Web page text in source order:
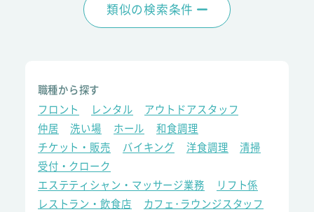
類似の検索条件
職種から探す
フロント
レンタル
アウトドアスタッフ
仲居
洗い場 ホール
和食調理
チケット・販売
バイキング 洋食調理
清掃
受付・クローク
エステティシャン・マッサージ業務
リフト係
レストラン・飲食店
カフェ･ラウンジスタッフ